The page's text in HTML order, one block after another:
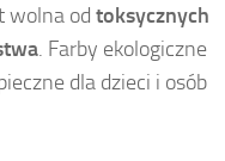
wolna od toksycznych
. Farby ekologiczne
dla dzieci i osób